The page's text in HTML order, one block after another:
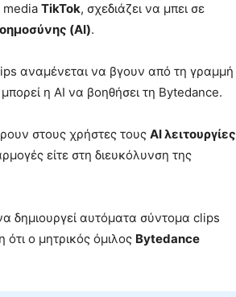
media TikTok, σχεδιάζει να μπει σε
(AI).
αναμένεται να βγουν από τη γραμμή
η AI να βοηθήσει τη Bytedance.
στους χρήστες τους AI λειτουργίες
είτε στη διευκόλυνση της
δημιουργεί αυτόματα σύντομα clips
ο μητρικός όμιλος Bytedance